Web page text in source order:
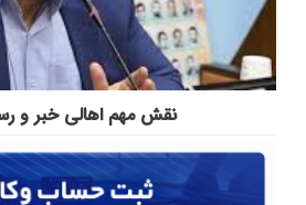
نقش مهم اهالی خبر و